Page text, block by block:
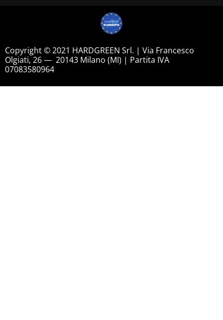
Copyright © 2021 HARDGREEN Srl. | Via Francesco
Olgiati, 26 — 20143 Milano (MI) | Partita IVA
07083580964